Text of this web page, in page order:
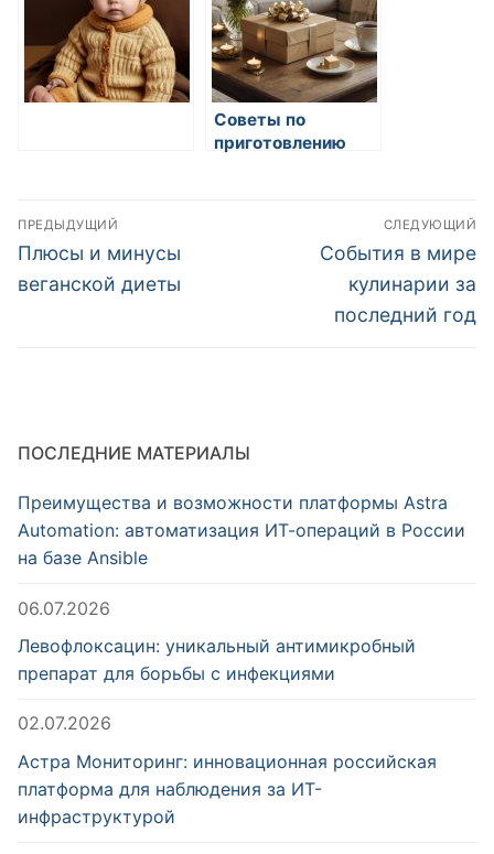
Советы по
приготовлению
Навигация
по
записям
ПРЕДЫДУЩИЙ
Предыдущая
запись:
Плюсы и минусы
веганской диеты
СЛЕДУЮЩИЙ
Следующая
запись:
События в мире
кулинарии за
последний год
ПОСЛЕДНИЕ МАТЕРИАЛЫ
Преимущества и возможности платформы Astra
Automation: автоматизация ИТ-операций в России
на базе Ansible
06.07.2026
Левофлоксацин: уникальный антимикробный
препарат для борьбы с инфекциями
02.07.2026
Астра Мониторинг: инновационная российская
платформа для наблюдения за ИТ-
инфраструктурой